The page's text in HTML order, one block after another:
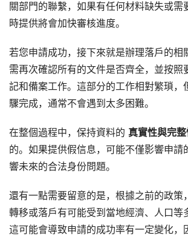
關部門的聯繫，如果有任何材料缺失或需
時提供將會加快審核進度。
若您申請成功，接下來就是辦理落戶的相
需再次確認所有的文件是否齊全，並按照
記和備案工作。這部分的工作相對繁瑣，
驟完成，通常不會遇到太多困難。
在整個過程中，保持資料的 真實性與完
的。如果提供假信息，可能不僅影響申請
響未來的合法身份問題。
還有一點需要留意的是，根據之前的政策
轉移或落戶有可能受到當地經濟、人口等
這可能會導致申請的成功率有一定變化，